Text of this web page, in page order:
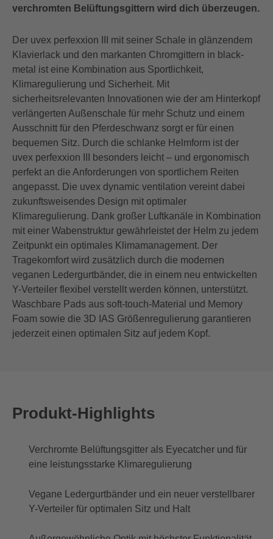
verchromten Belüftungsgittern wird dich überzeugen.
Der uvex perfexxion III mit seiner Schale in glänzendem
Klavierlack und den markanten Chromgittern in black-
metal ist eine Kombination aus Sportlichkeit,
Klimaregulierung und Sicherheit. Mit
sicherheitsrelevanten Innovationen wie der am Hinterkopf
verlängerten Außenschale für mehr Schutz und einem
Ausschnitt für den Pferdeschwanz sorgt er für einen
bequemen Sitz. Durch die schlanke Helmform ist der
uvex perfexxion III besonders leicht – und ergonomisch
perfekt an die Anforderungen von sportlichem Reiten
angepasst. Die uvex dynamic ventilation vereint dabei
zukunftsweisendes Design mit optimaler
Klimaregulierung. Dank großer Luftkanäle in Kombination
mit einer Wabenstruktur gewährleistet der Helm zu jedem
Zeitpunkt ein optimales Klimamanagement. Der
Tragekomfort wird zusätzlich durch die modernen
veganen Ledergurtbänder, die in einem neu entwickelten
Y-Verteiler flexibel verstellt werden können, unterstützt.
Waschbare Pads aus soft-touch-Material und Memory
Foam sowie die 3D IAS Größenregulierung garantieren
jederzeit einen optimalen Sitz auf jedem Kopf.
Produkt-Highlights
Verchromte Belüftungsgitter als Eyecatcher und für
eine leistungsstarke Klimaregulierung
Vegane Ledergurtbänder und ein neuer verstellbarer
Y-Verteiler für optimalen Sitz und Halt